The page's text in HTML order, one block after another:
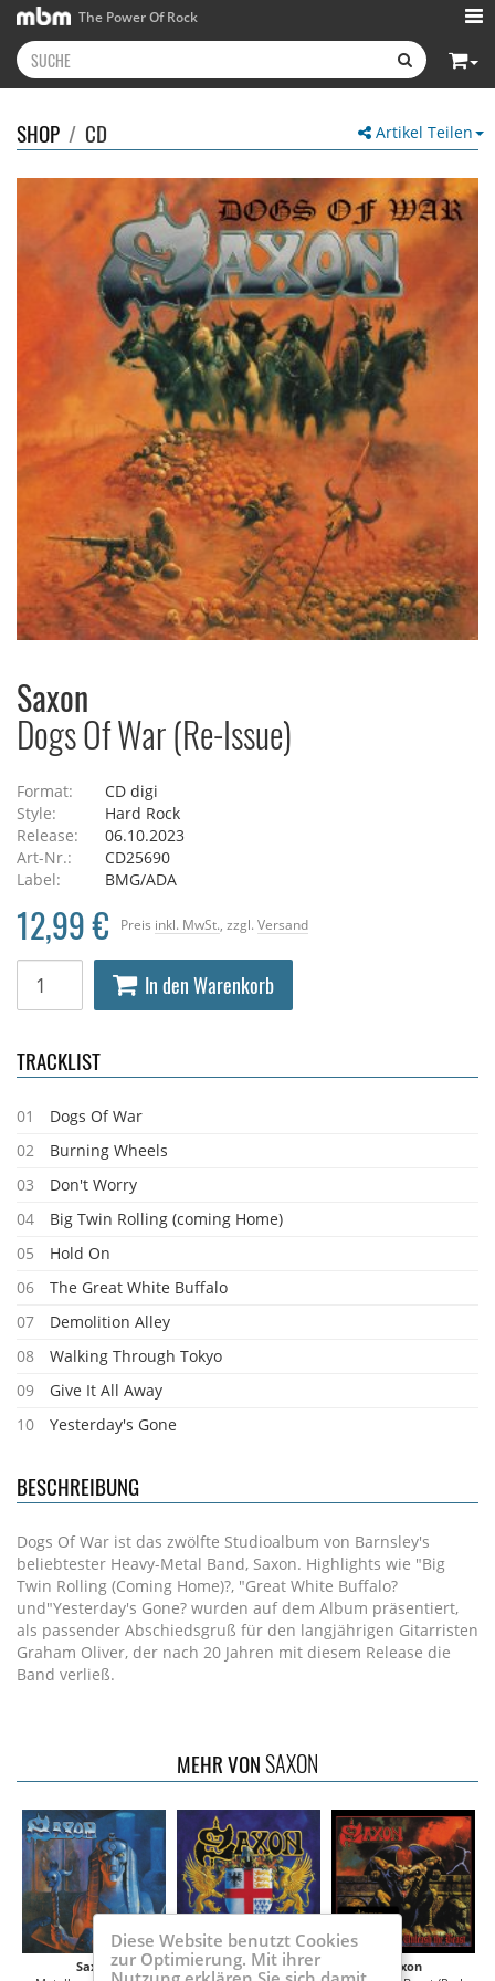
The Power Of Rock
Artikel Teilen
SHOP / CD
Saxon
Dogs Of War (Re-Issue)
Format:
CD digi
Style:
Hard Rock
Release:
06.10.2023
Art-Nr.:
CD25690
Label:
BMG/ADA
Preis inkl. MwSt. , zzgl. Versand
12,99 €
In den Warenkorb
TRACKLIST
01
Dogs Of War
02
Burning Wheels
03
Don't Worry
04
Big Twin Rolling (coming Home)
05
Hold On
06
The Great White Buffalo
07
Demolition Alley
08
Walking Through Tokyo
09
Give It All Away
10
Yesterday's Gone
BESCHREIBUNG
Dogs Of War ist das zwölfte Studioalbum von Barnsley's
beliebtester Heavy-Metal Band, Saxon. Highlights wie "Big
Twin Rolling (Coming Home)?, "Great White Buffalo?
und"Yesterday's Gone? wurden auf dem Album präsentiert,
als passender Abschiedsgruß für den langjährigen Gitarristen
Graham Oliver, der nach 20 Jahren mit diesem Release die
Band verließ.
MEHR VONSAXON
Saxon
Saxon
Saxon
Diese Website benutzt Cookies
zur Optimierung. Mit ihrer